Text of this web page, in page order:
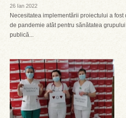
26 Ian 2022
Necesitatea implementării proiectului a
de pandemie atât pentru sănătatea
publică...